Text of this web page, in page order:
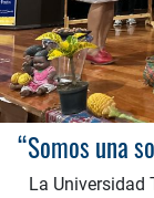
La Universidad